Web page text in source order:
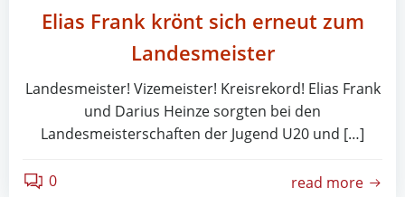
Elias Frank krönt sich erneut zum
Landesmeister
Landesmeister! Vizemeister! Kreisrekord! Elias Frank
und Darius Heinze sorgten bei den
Landesmeisterschaften der Jugend U20 und […]
0 read more